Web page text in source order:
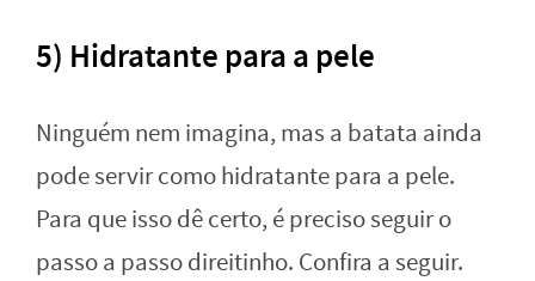
5) Hidratante para a pele
Ninguém nem imagina, mas a batata ainda
pode servir como hidratante para a pele.
Para que isso dê certo, é preciso seguir o
passo a passo direitinho. Confira a seguir.